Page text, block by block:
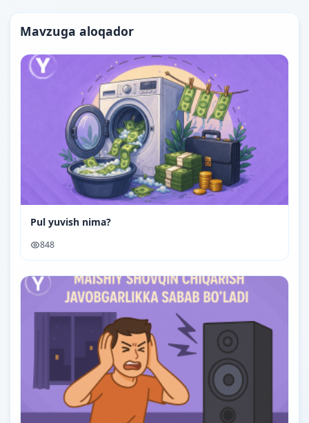
Mavzuga aloqador
Pul yuvish nima?
848